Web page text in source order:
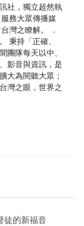
社，獨立超然執
務大眾傳播媒
灣之瞭解。 ．
秉持「正確、
團隊每天以中、
影音與資訊，是
大為閱聽大眾；
灣之眼，世界之
徒的新福音